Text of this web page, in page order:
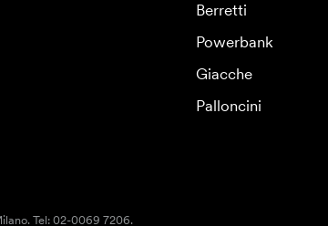
Berretti
Powerbank
Giacche
Palloncini
Tel: 02-0069 7206.